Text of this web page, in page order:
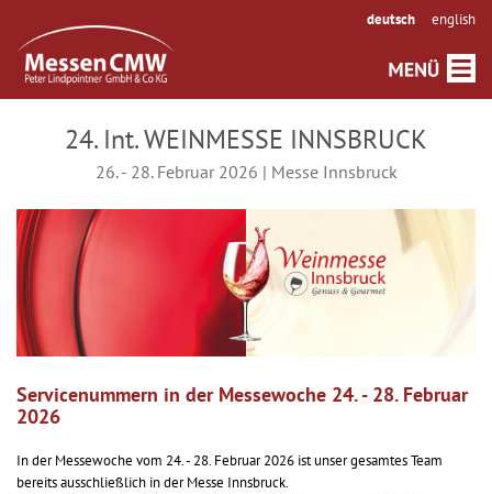
deutsch english
24. Int. WEINMESSE INNSBRUCK
26. - 28. Februar 2026 | Messe Innsbruck
Servicenummern in der Messewoche 24. - 28. Februar
2026
In der Messewoche vom 24. - 28. Februar 2026 ist unser gesamtes Team
bereits ausschließlich in der Messe Innsbruck.